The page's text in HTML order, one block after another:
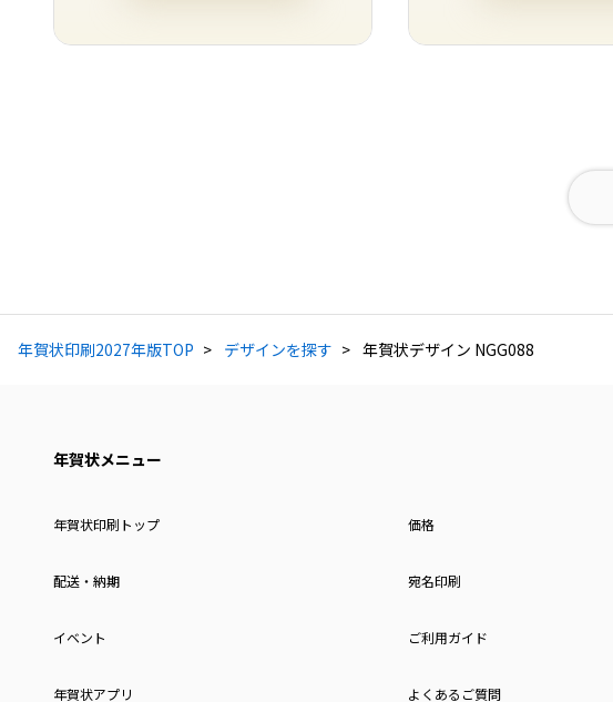
年賀状印刷2027年版TOP デザインを探す 年賀状デザイン NGG088
年賀状メニュー
年賀状印刷トップ 価格
配送・納期 宛名印刷
イベント ご利用ガイド
年賀状アプリ よくあるご質問